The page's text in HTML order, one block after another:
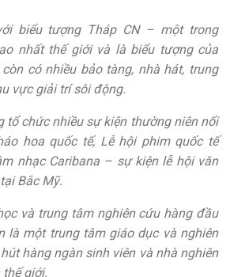
biểu tượng Tháp CN – một trong
nhất thế giới và là biểu tượng của
có nhiều bảo tàng, nhà hát, trung
vực giải trí sôi động.
tổ chức nhiều sự kiện thường niên nổi
hoa quốc tế, Lễ hội phim quốc tế
nhạc Caribana – sự kiện lễ hội văn
Bắc Mỹ.
và trung tâm nghiên cứu hàng đầu
là một trung tâm giáo dục và nghiên
hàng ngàn sinh viên và nhà nghiên
giới.